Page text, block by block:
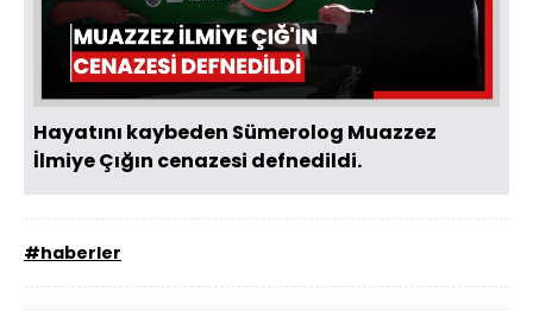
Oynat
Hayatını kaybeden Sümerolog Muazzez
İlmiye Çığın cenazesi defnedildi.
#haberler